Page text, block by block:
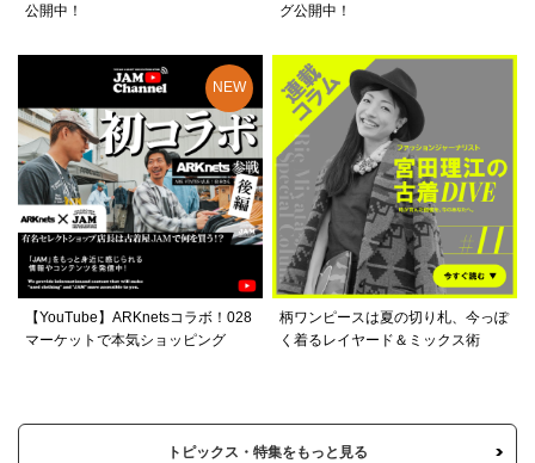
公開中！
グ公開中！
【YouTube】ARKnetsコラボ！028
マーケットで本気ショッピング
柄ワンピースは夏の切り札、今っぽ
く着るレイヤード＆ミックス術
トピックス・特集をもっと見る